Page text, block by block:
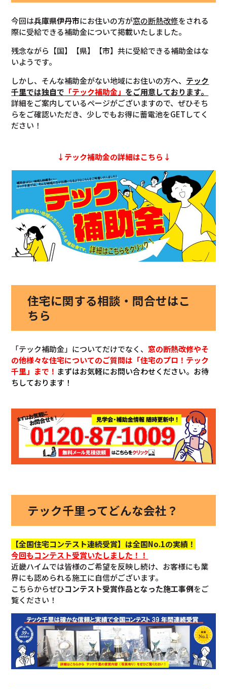
今回は兵庫県伊丹市にお住いの方が窓の断熱改修をされる
際に受給できる補助金について掲載いたしました。
残念ながら【国】【県】【市】共に受給できる補助金はな
いようです。
しかし、そんな補助金がない地域にお住いの方へ、 テック
千里では独自で 「テック補助金」 をご用意しております。
詳細をご案内しているページがございますので、ぜひそち
らをご確認いただき、少しでもお得に蓄電池をGETしてく
ださい！
↓テック補助金の詳細はこちら↓
住宅に関する相談・問合せはこ
ちら
「テック補助金」についてだけでなく、 窓の断熱改修やそ
の他様々な住宅についてのご質問は「住宅のプロ！テック
千里」まで！ まずはお気軽にお問い合わせください。お待
ちしております！
テック千里ってどんな会社？
【全国住宅コンテスト連続受賞】は全国No.1の実績！
今回もコンテスト受賞いたしました！！
近畿ハイムでは皆様のご希望を反映し続け、お客様にも業
界にも認められる施工に自信がございます。
こちらからぜひコンテスト受賞作品となった施工事例をご
覧ください！